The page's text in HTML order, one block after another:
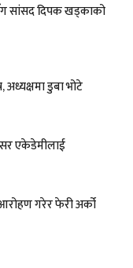
सांसद दिपक खड्काको
डुबा भोटे
एकेडेमीलाई
गरेर फेरी अर्को